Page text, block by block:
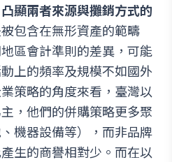
顯兩者來源與攤銷方式的
包含在無形資產的範疇
區會計準則的差異，可能
上的頻率及規模不如國外
策略的角度來看，臺灣以
，他們的併購策略更多聚
機器設備等），而非品牌
生的商譽相對少。而在以